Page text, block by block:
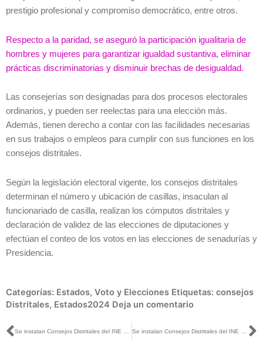
prestigio profesional y compromiso democrático, entre otros.
Respecto a la paridad, se aseguró la participación igualitaria de
hombres y mujeres para garantizar igualdad sustantiva, eliminar
prácticas discriminatorias y disminuir brechas de desigualdad.
Las consejerías son designadas para dos procesos electorales
ordinarios, y pueden ser reelectas para una elección más.
Además, tienen derecho a contar con las facilidades necesarias
en sus trabajos o empleos para cumplir con sus funciones en los
consejos distritales.
Según la legislación electoral vigente, los consejos distritales
determinan el número y ubicación de casillas, insaculan al
funcionariado de casilla, realizan los cómputos distritales y
declaración de validez de las elecciones de diputaciones y
efectúan el conteo de los votos en las elecciones de senadurías y
Presidencia.
Categorías: Estados, Voto y Elecciones Etiquetas: consejos
Distritales, Estados2024 Deja un comentario
Ant Se instalan Consejos Distritales del INE en Tabasco Se instalan Consejos Distritales del INE en Aguascalientes